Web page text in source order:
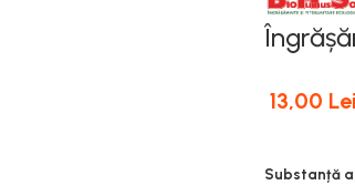
13,00 Lei
Substanță